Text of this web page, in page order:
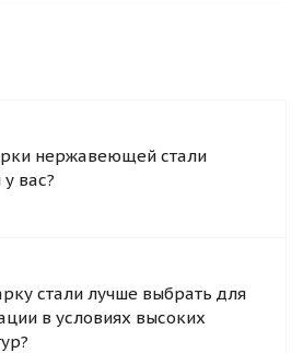
нержавеющей стали
вас?
стали лучше выбрать для
в условиях высоких